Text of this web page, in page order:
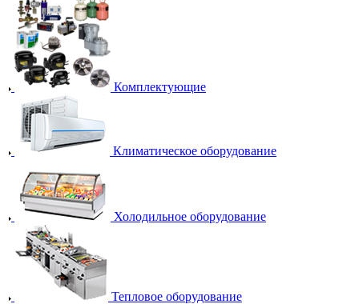
Комплектующие
Климатическое оборудование
Холодильное оборудование
Тепловое оборудование